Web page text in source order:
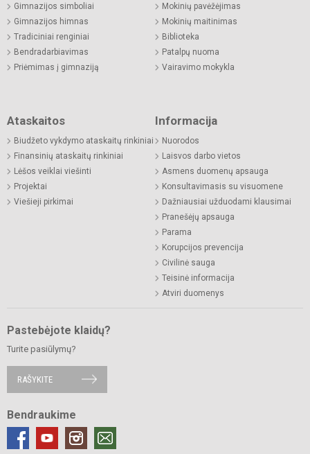
Gimnazijos simboliai
Gimnazijos himnas
Tradiciniai renginiai
Bendradarbiavimas
Priėmimas į gimnaziją
Mokinių pavėžėjimas
Mokinių maitinimas
Biblioteka
Patalpų nuoma
Vairavimo mokykla
Ataskaitos
Biudžeto vykdymo ataskaitų rinkiniai
Finansinių ataskaitų rinkiniai
Lėšos veiklai viešinti
Projektai
Viešieji pirkimai
Informacija
Nuorodos
Laisvos darbo vietos
Asmens duomenų apsauga
Konsultavimasis su visuomene
Dažniausiai užduodami klausimai
Pranešėjų apsauga
Parama
Korupcijos prevencija
Civilinė sauga
Teisinė informacija
Atviri duomenys
Pastebėjote klaidų?
Turite pasiūlymų?
RAŠYKITE
Bendraukime